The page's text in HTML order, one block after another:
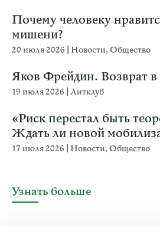
Почему человеку
мишени?
20 июля 2026 Новости,Общество
Яков Фрейдин. Возврат в
19 июля 2026 Литклуб
«Риск перестал быть
Ждать ли новой
17 июля 2026 Новости,Общество
Узнать больше